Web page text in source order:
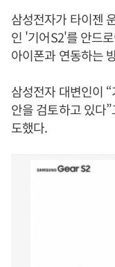
삼성전자가 타이젠
인 '기어S2'를 안드
아이폰과 연동하는
삼성전자 대변인이
안을 검토하고 있다
도했다.